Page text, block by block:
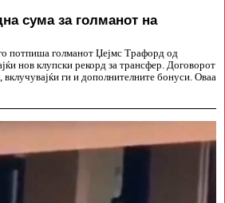
сума за голманот на
потпиша голманот Џејмс Трафорд од
нов клупски рекорд за трансфер. Договорот
ги и дополнителните бонуси. Оваа